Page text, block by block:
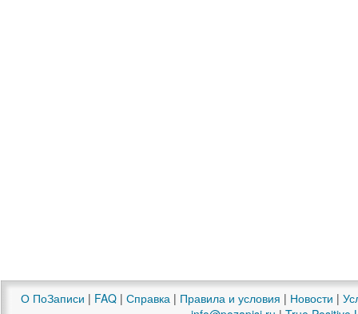
О ПоЗаписи | FAQ | Справка | Правила и условия | Новости |